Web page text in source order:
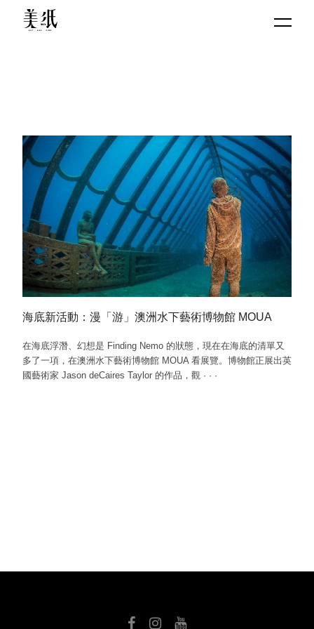
海底新活動：漫「游」澳洲水下藝術博物館 MOUA
在海底浮潛、幻想是 Finding Nemo 的狀態，現在在海底的清單又
多了一項，在澳洲水下藝術博物館 MOUA 看展覽。博物館正展出英
國藝術家 Jason deCaires Taylor 的作品，觀 · · ·